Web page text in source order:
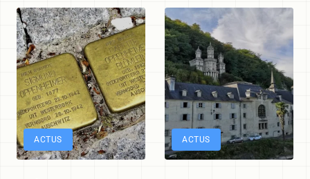
ACTUS ACTUS